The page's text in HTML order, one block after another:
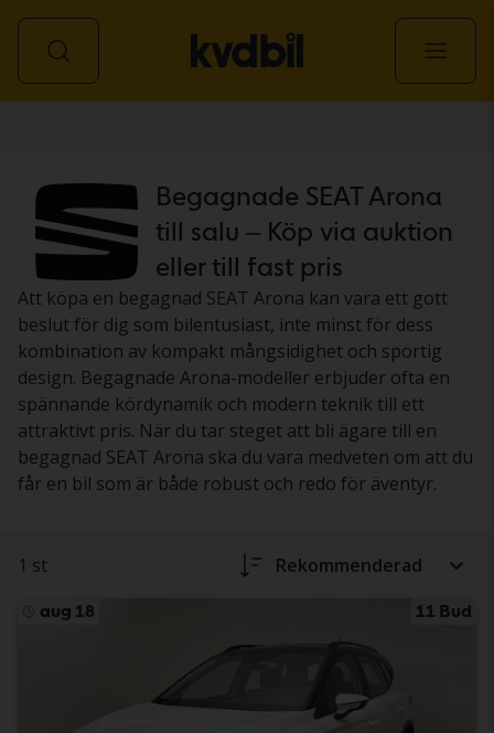
Begagnade SEAT Arona
till salu – Köp via auktion
eller till fast pris
Att köpa en begagnad SEAT Arona kan vara ett gott
beslut för dig som bilentusiast, inte minst för dess
kombination av kompakt mångsidighet och sportig
design. Begagnade Arona-modeller erbjuder ofta en
spännande kördynamik och modern teknik till ett
attraktivt pris. När du tar steget att bli ägare till en
begagnad SEAT Arona ska du vara medveten om att du
får en bil som är både robust och redo för äventyr.
1 st Rekommenderad
aug 18 11 Bud